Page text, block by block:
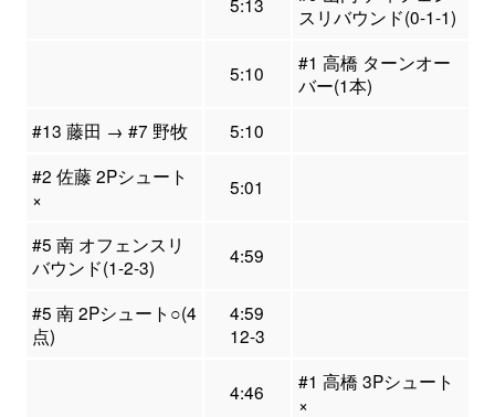
スリバウンド(0-1-1)
5:10
#1 高橋 ターンオー
バー(1本)
#13 藤田 → #7 野牧
5:10
#2 佐藤 2Pシュート
×
5:01
#5 南 オフェンスリ
バウンド(1-2-3)
4:59
#5 南 2Pシュート○(4
点)
4:59
12-3
4:46
#1 高橋 3Pシュート
×